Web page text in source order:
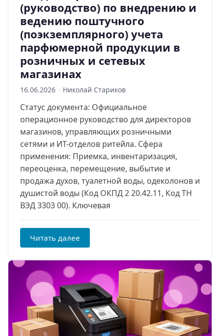
(руководство) по внедрению и
ведению поштучного
(поэкземплярного) учета
парфюмерной продукции в
розничных и сетевых
магазинах
16.06.2026 · Николай Стариков
Статус документа: Официальное
операционное руководство для директоров
магазинов, управляющих розничными
сетями и ИТ-отделов ритейла. Сфера
применения: Приемка, инвентаризация,
переоценка, перемещение, выбытие и
продажа духов, туалетной воды, одеколонов и
душистой воды (Код ОКПД 2 20.42.11, Код ТН
ВЭД 3303 00). Ключевая
Читать далее